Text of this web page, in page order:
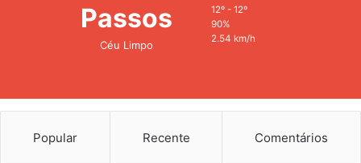
Passos
Céu Limpo
12º - 12º
90%
2.54 km/h
Popular Recente Comentários